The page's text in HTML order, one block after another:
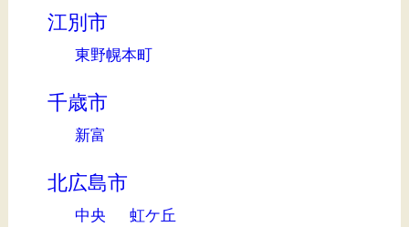
江別市
東野幌本町
千歳市
新富
北広島市
中央 虹ケ丘